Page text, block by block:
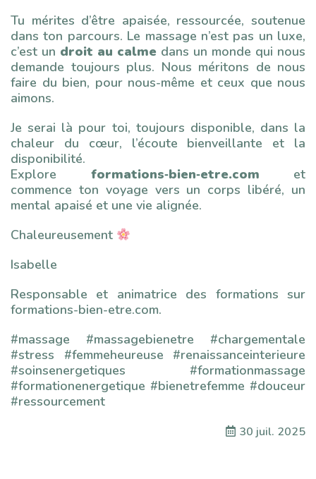
Tu mérites d’être apaisée, ressourcée, soutenue
dans ton parcours. Le massage n’est pas un luxe,
c’est un droit au calme dans un monde qui nous
demande toujours plus. Nous méritons de nous
faire du bien, pour nous-même et ceux que nous
aimons.
Je serai là pour toi, toujours disponible, dans la
chaleur du cœur, l’écoute bienveillante et la
disponibilité.
Explore formations‑bien‑etre.com et
commence ton voyage vers un corps libéré, un
mental apaisé et une vie alignée.
Chaleureusement
Isabelle
Responsable et animatrice des formations sur
formations-bien-etre.com.
#massage #massagebienetre #chargementale
#stress #femmeheureuse #renaissanceinterieure
#soinsenergetiques #formationmassage
#formationenergetique #bienetrefemme #douceur
#ressourcement
30 juil. 2025